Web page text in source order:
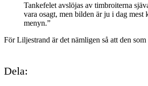
Tankefelet avslöjas av timbroiterna
vara osagt, men bilden är ju i dag
menyn.”
För Liljestrand är det nämligen så att den
Dela: